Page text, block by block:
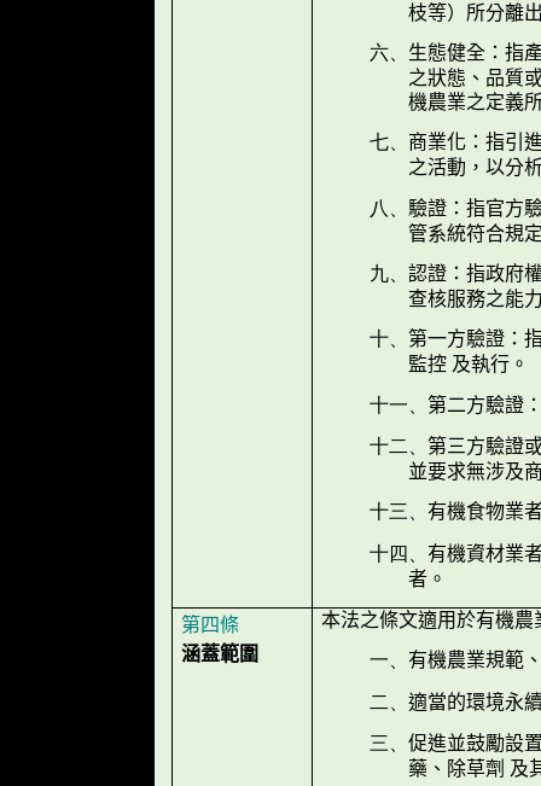
枝等）所分離
六、 生態健全：指
之狀態、品質
機農業之定義
七、 商業化：指引
之活動，以分
八、 驗證：指官方
管系統符合規
九、 認證：指政府
查核服務之能
十、 第一方驗證：
監控 及執行。
十一、 第二方驗證
十二、 第三方驗證
並要求無涉及
十三、 有機食物業
十四、 有機資材業
者。
第四條
涵蓋範圍
本法之條文適用於有機
一、 有機農業規範
二、 適當的環境永
三、 促進並鼓勵設
藥、除草劑 及